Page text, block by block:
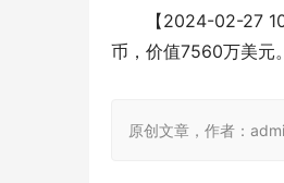
【2024-02-27
币，价值7560万美元。
原创文章，作者：